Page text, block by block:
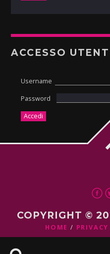
ACCESSO
Username
Password
COPYRIGHT ©
HOME